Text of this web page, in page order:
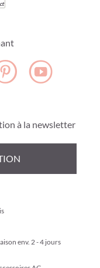
à la newsletter
env. 2 - 4 jours